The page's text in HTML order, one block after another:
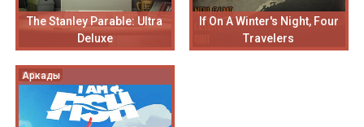
The Stanley Parable: Ultra
Deluxe
If On A Winter's Night, Four
Travelers
Аркады